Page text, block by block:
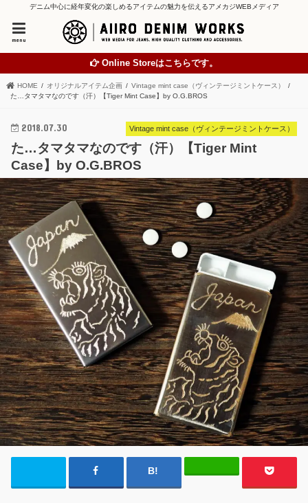
デニム中心に経年変化の楽しめるアイテムの魅力を伝えるアメカジWEBメディア
menu
Online Storeはこちらです。
HOME オリジナルアイテム企画
Vintage mint case（ヴィンテージミントケース）
た…タマタマなのです（汗）【Tiger Mint Case】by O.G.BROS
Vintage mint case（ヴィンテージミントケース）
2018.07.30
た…タマタマなのです（汗）【Tiger Mint
Case】by O.G.BROS